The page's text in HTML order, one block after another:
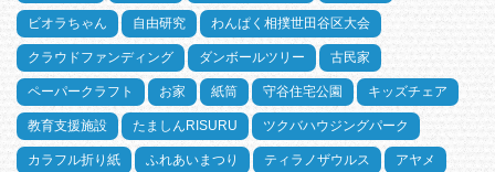
ビオラちゃん 自由研究 わんぱく相撲世田谷区大会
クラウドファンディング ダンボールツリー 古民家
ペーパークラフト お家 紙筒 守谷住宅公園 キッズチェア
教育支援施設 たましんRISURU ツクバハウジングパーク
カラフル折り紙 ふれあいまつり ティラノザウルス アヤメ